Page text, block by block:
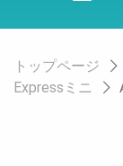
トップページ
Expressミニ